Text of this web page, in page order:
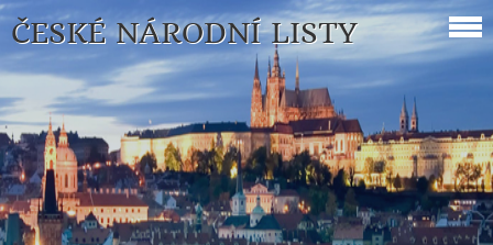
ČESKÉ NÁRODNÍ LISTY